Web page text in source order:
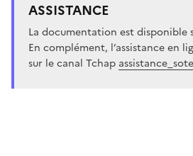
ASSISTANCE
La documentation est disponible
En complément, l’assistance en
sur le canal Tchap